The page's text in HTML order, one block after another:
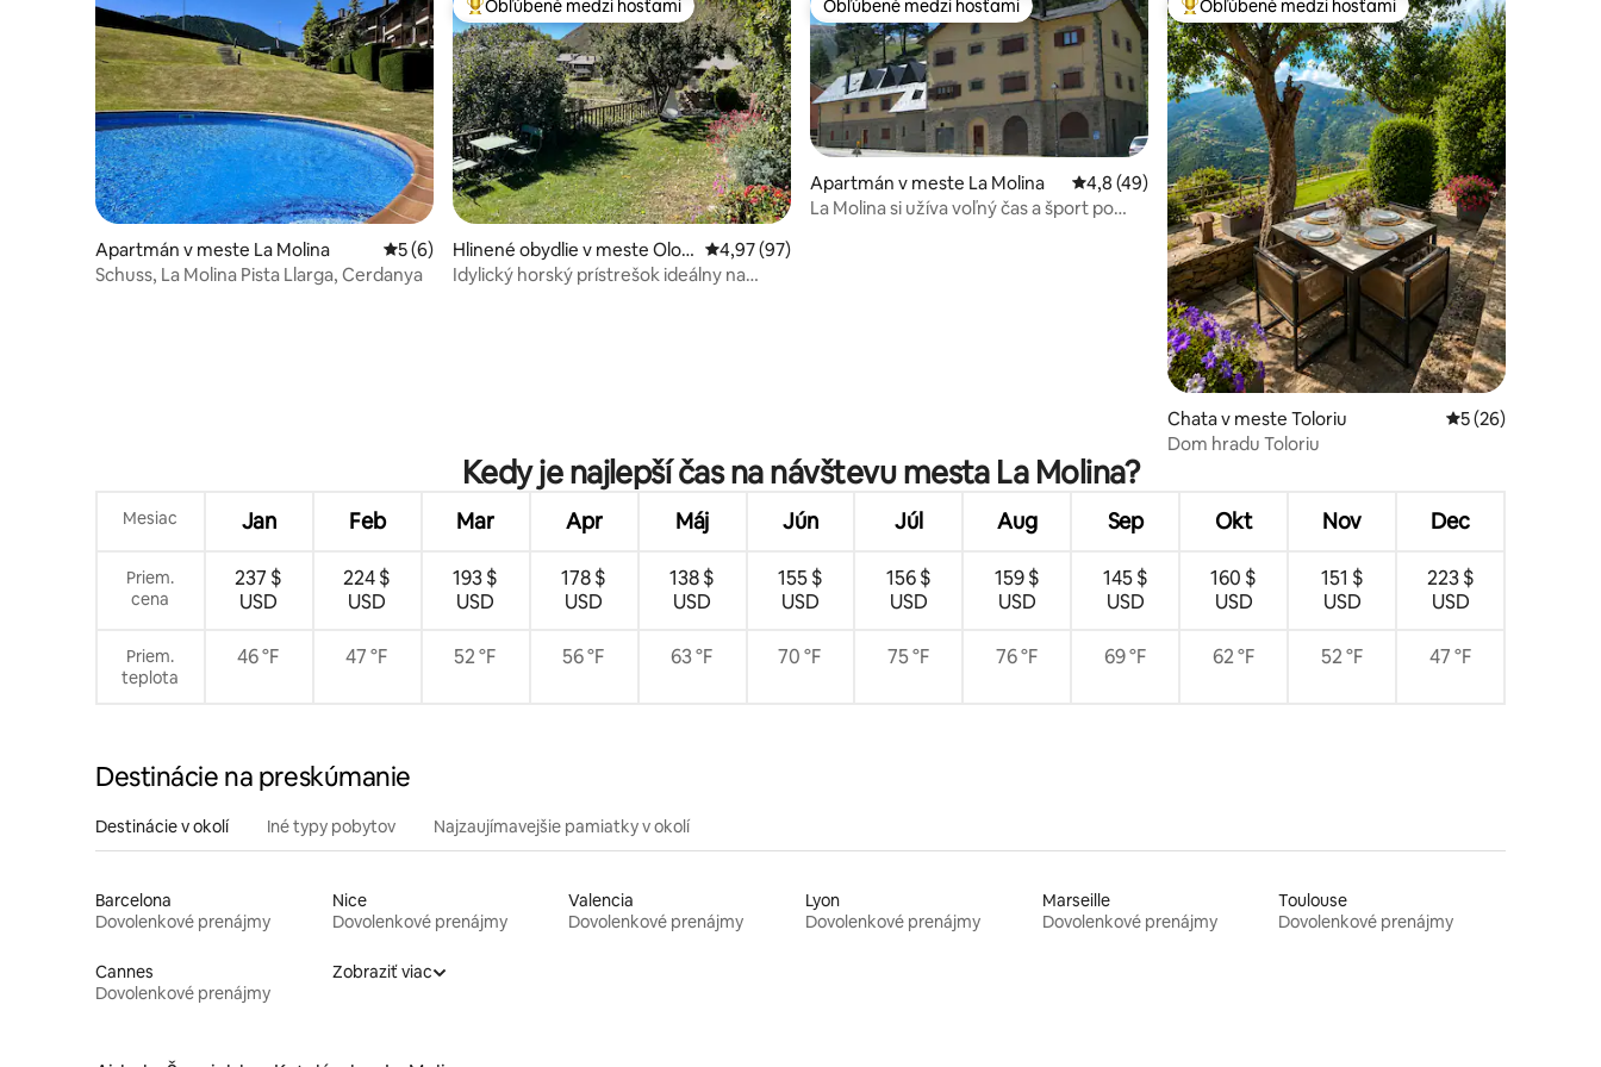
Apartmán v meste La Molina Priemerné ohodnotenie 5 z 5, počet hodnotení: 6
5 (6)
Schuss, La Molina Pista Llarga, Cerdanya
Najobľúbenejšie medzi hosťami
Obľúbené medzi hosťami
Hlinené obydlie v meste Olop
te
Priemerné ohodnotenie 4,97 z 5, počet hodnotení: 97
4,97 (97)
Idylický horský prístrešok ideálny na
Obľúbené medzi hosťami
Obľúbené medzi hosťami
Apartmán v meste La Molina Priemerné ohodnotenie 4,8 z 5, počet hodnotení: 49
4,8 (49)
La Molina si užíva voľný čas a šport po
Najobľúbenejšie medzi hosťami
Obľúbené medzi hosťami
Chata v meste Toloriu Priemerné
5 (26)
Dom hradu Toloriu
Kedy je najlepší čas na návštevu mesta La Molina?
Mesiac Jan Feb Mar Apr Máj Jún Júl Aug Sep Okt Nov Dec
Priem.
cena
237 $
USD
224 $
USD
193 $
USD
178 $
USD
138 $
USD
155 $
USD
156 $
USD
159 $
USD
145 $
USD
160 $
USD
151 $
USD
223 $
USD
Priem.
teplota
46 °F 47 °F 52 °F 56 °F 63 °F 70 °F 75 °F 76 °F 69 °F 62 °F 52 °F 47 °F
Destinácie na preskúmanie
Destinácie v okolí Iné typy pobytov Najzaujímavejšie pamiatky v okolí
Barcelona
Dovolenkové prenájmy
Nice
Dovolenkové prenájmy
Valencia
Dovolenkové prenájmy
Lyon
Dovolenkové prenájmy
Marseille
Dovolenkové prenájmy
Toulouse
Dovolenkové prenájmy
Cannes
Dovolenkové prenájmy
Zobraziť viac